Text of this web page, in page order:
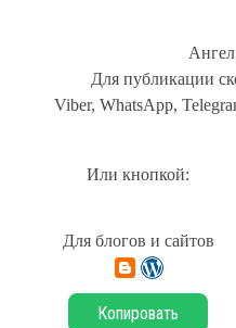
Для публикации
Viber, WhatsApp,
Или кнопкой:
Для блогов и сайтов
Копировать